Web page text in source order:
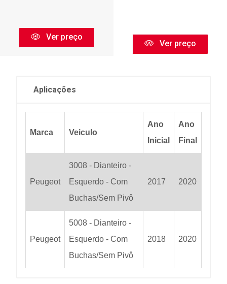
Ver preço
Ver preço
Aplicações
Marca Veiculo
Ano
Inicial
Ano
Final
Peugeot
3008 - Dianteiro -
Esquerdo - Com
Buchas/Sem Pivô
2017 2020
Peugeot
5008 - Dianteiro -
Esquerdo - Com
Buchas/Sem Pivô
2018 2020